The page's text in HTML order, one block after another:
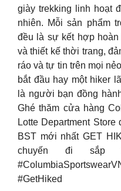
giày trekking linh hoạt
nhiên. Mỗi sản phẩm
đều là sự kết hợp
và thiết kế thời trang,
ráo và tự tin trên mọi
bắt đầu hay một hiker
là người bạn đồng
Ghé thăm cửa hàng
Lotte Department
BST mới nhất GET
chuyến đi sắp tới.
#GetHiked